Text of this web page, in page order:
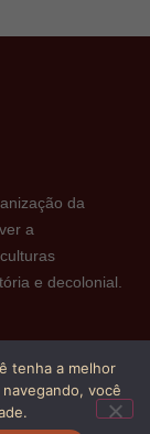
da
a
e decolonial.
tenha a melhor
você